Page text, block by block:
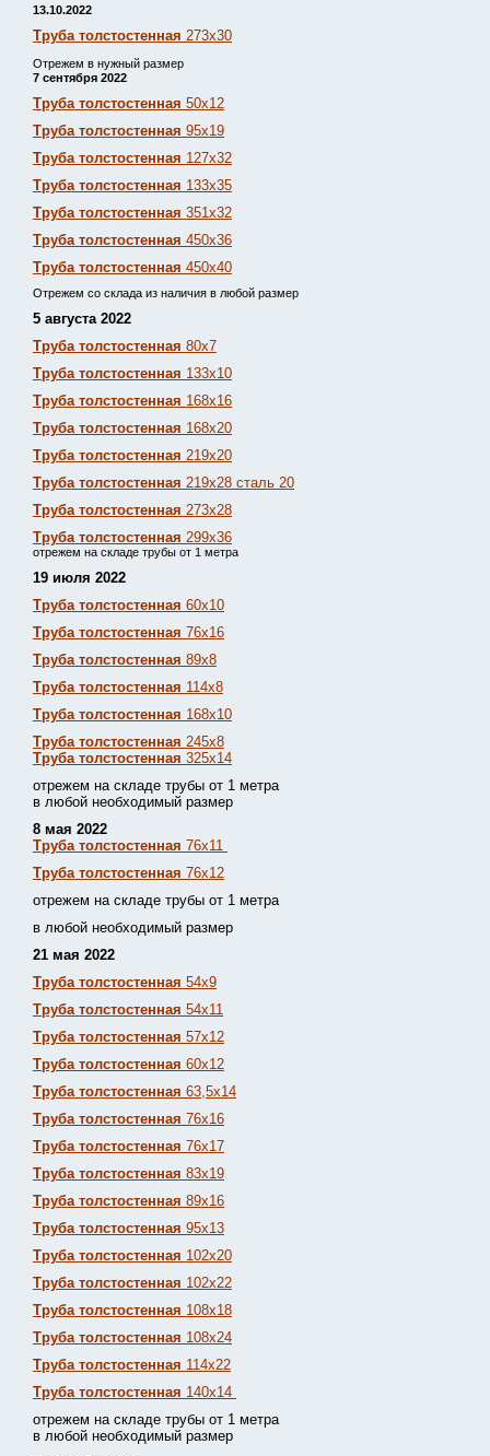
13.10.2022
Труба толстостенная 273х30
Отрежем в нужный размер
7 сентября 2022
Труба толстостенная 50х12
Труба толстостенная 95х19
Труба толстостенная 127х32
Труба толстостенная 133х35
Труба толстостенная 351х32
Труба толстостенная 450х36
Труба толстостенная 450х40
Отрежем со склада из наличия в любой размер
5 августа 2022
Труба толстостенная 80х7
Труба толстостенная 133х10
Труба толстостенная 168х16
Труба толстостенная 168х20
Труба толстостенная 219х20
Труба толстостенная 219х28 сталь 20
Труба толстостенная 273х28
Труба толстостенная 299х36
отрежем на складе трубы от 1 метра
19 июля 2022
Труба толстостенная 60х10
Труба толстостенная 76х16
Труба толстостенная 89х8
Труба толстостенная 114х8
Труба толстостенная 168х10
Труба толстостенная 245х8
Труба толстостенная 325х14
отрежем на складе трубы от 1 метра
в любой необходимый размер
8 мая 2022
Труба толстостенная 76х11
Труба толстостенная 76х12
отрежем на складе трубы от 1 метра
в любой необходимый размер
21 мая 2022
Труба толстостенная 54х9
Труба толстостенная 54х11
Труба толстостенная 57х12
Труба толстостенная 60х12
Труба толстостенная 63,5х14
Труба толстостенная 76х16
Труба толстостенная 76х17
Труба толстостенная 83х19
Труба толстостенная 89х16
Труба толстостенная 95х13
Труба толстостенная 102х20
Труба толстостенная 102х22
Труба толстостенная 108х18
Труба толстостенная 108х24
Труба толстостенная 114х22
Труба толстостенная 140х14
отрежем на складе трубы от 1 метра
в любой необходимый размер